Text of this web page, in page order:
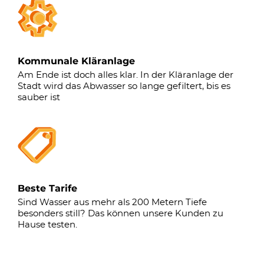
Kommunale Kläranlage
Am Ende ist doch alles klar. In der Kläranlage der
Stadt wird das Abwasser so lange gefiltert, bis es
sauber ist
Beste Tarife
Sind Wasser aus mehr als 200 Metern Tiefe
besonders still? Das können unsere Kunden zu
Hause testen.